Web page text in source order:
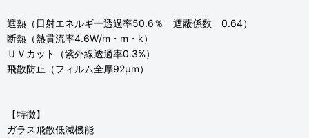
遮熱（日射エネルギー透過率50.6％ 遮蔽係数 0.64）
断熱（熱貫流率4.6W/m・m・k）
ＵＶカット（紫外線透過率0.3%）
飛散防止（フィルム全厚92μm）
【特徴】
ガラス飛散低減機能